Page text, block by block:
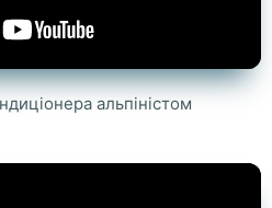
альпіністом